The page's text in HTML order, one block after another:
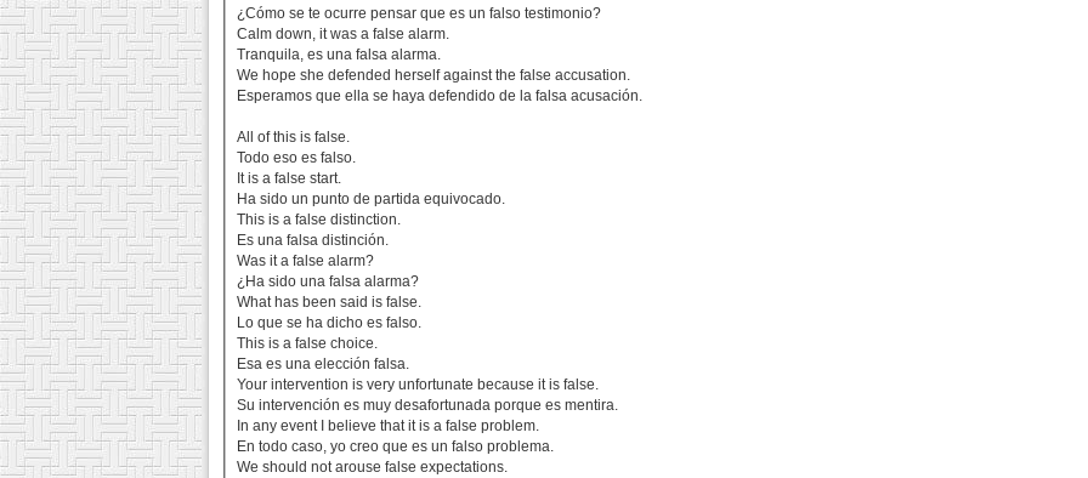
¿Cómo se te ocurre pensar que es un falso testimonio?
Calm down, it was a false alarm.
Tranquila, es una falsa alarma.
We hope she defended herself against the false accusation.
Esperamos que ella se haya defendido de la falsa acusación.
All of this is false.
Todo eso es falso.
It is a false start.
Ha sido un punto de partida equivocado.
This is a false distinction.
Es una falsa distinción.
Was it a false alarm?
¿Ha sido una falsa alarma?
What has been said is false.
Lo que se ha dicho es falso.
This is a false choice.
Esa es una elección falsa.
Your intervention is very unfortunate because it is false.
Su intervención es muy desafortunada porque es mentira.
In any event I believe that it is a false problem.
En todo caso, yo creo que es un falso problema.
We should not arouse false expectations.